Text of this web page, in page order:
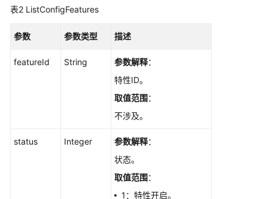
读
表2 ListConfigFeatures
参数 参数类型 描述
featureId String 参数解释：
特性ID。
取值范围：
不涉及。
status Integer 参数解释：
状态。
取值范围：
1：特性开启。